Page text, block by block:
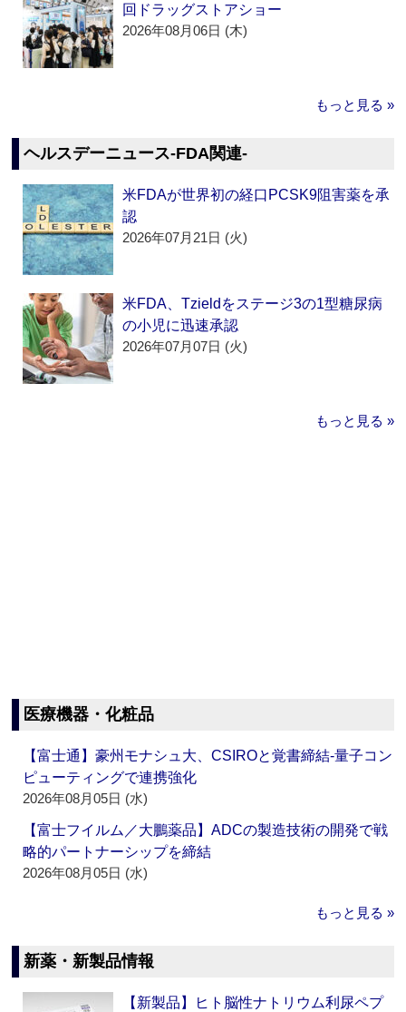
回ドラッグストアショー
2026年08月06日 (木)
もっと見る »
ヘルスデーニュース‐FDA関連‐
米FDAが世界初の経口PCSK9阻害薬を承
認
2026年07月21日 (火)
米FDA、Tzieldをステージ3の1型糖尿病
の小児に迅速承認
2026年07月07日 (火)
もっと見る »
医療機器・化粧品
【富士通】豪州モナシュ大、CSIROと覚書締結‐量子コン
ピューティングで連携強化
2026年08月05日 (水)
【富士フイルム／大鵬薬品】ADCの製造技術の開発で戦
略的パートナーシップを締結
2026年08月05日 (水)
もっと見る »
新薬・新製品情報
【新製品】ヒト脳性ナトリウム利尿ペプ